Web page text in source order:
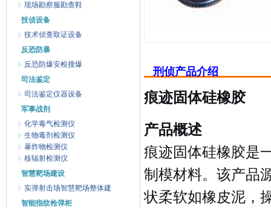
现场勘察服勘查鞋
技侦设备
技术侦查取证设备
反恐防暴
反恐防爆安检搜爆
司法鉴定
司法鉴定仪器设备
军事战剂
化学毒气检测仪
生物毒剂检测仪
暴炸物检测仪
核辐射检测仪
智慧靶场建设
实弹射击场智慧靶场整体建
智能指纹枪弹柜
刑侦产品介绍
痕迹固体硅橡胶
产品概述
痕迹固体硅橡胶是
制模材料。该产品
状柔软如橡皮泥，